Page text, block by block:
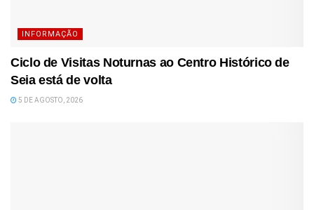
INFORMAÇÃO
Ciclo de Visitas Noturnas ao Centro Histórico de
Seia está de volta
5 DE AGOSTO, 2026